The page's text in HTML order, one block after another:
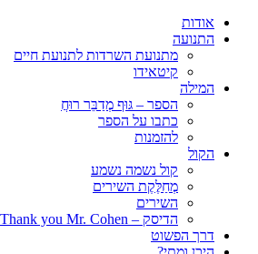
אודות
התנועה
מתנועת השרדות לתנועת חיים
קיטאידו
המילה
הספר – גּוּף מְדַבֵּר רוּחֲ
כתבו על הספר
להזמנות
הקול
קול נשמה נשמע
מְחַלֶּקֶת השירים
השירים
הדיסק – Thank you Mr. Cohen
דרך הפשוט